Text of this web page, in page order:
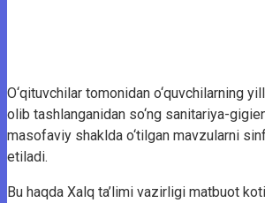
O‘qituvchilar tomonidan o‘quvchilarning
olib tashlanganidan so‘ng sanitariya-
masofaviy shaklda o‘tilgan mavzularni
etiladi.
Bu haqda Xalq ta’limi vazirligi matbuot